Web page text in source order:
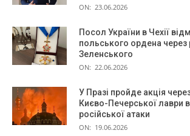
ON: 23.06.2026
Посол України в Чехії
польського ордена
Зеленського
ON: 22.06.2026
У Празі пройде акція
Києво-Печерської лаври
російської атаки
ON: 19.06.2026